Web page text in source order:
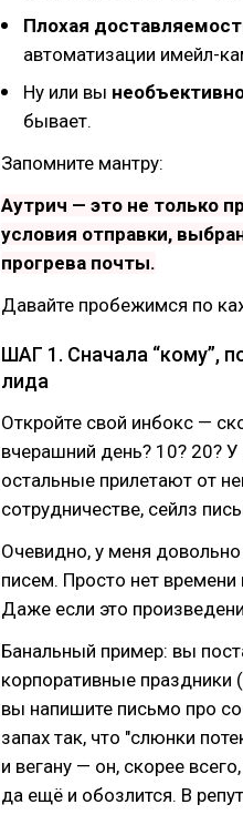
Плохая
автоматизации имейл-
Ну или вы
бывает.
Запомните мантру:
Аутрич — это не только
условия отправки,
прогрева почты.
Давайте пробежимся по
ШАГ 1. Сначала “кому”,
лида
Откройте свой инбокс —
вчерашний день? 10? 20?
остальные прилетают от
сотрудничестве, сейлз
Очевидно, у меня
писем. Просто нет времени
Даже если это
Банальный пример: вы
корпоративные праздники
вы напишите письмо про
запах так, что "слюнки
и вегану — он, скорее
да ещё и обозлится. В